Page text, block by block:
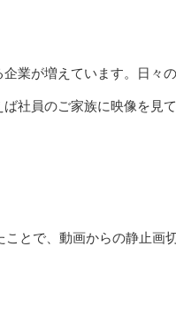
業が増えています。日々
社員のご家族に映像を見
とで、動画からの静止画